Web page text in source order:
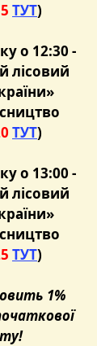
ТУТ)
о 12:30 -
лісовий
ТУТ)
о 13:00 -
лісовий
ТУТ)
1%